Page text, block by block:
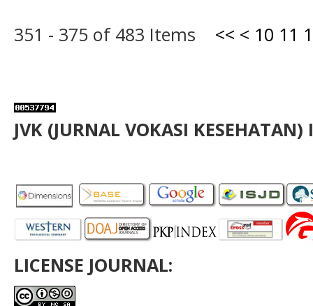
351 - 375 of 483 Items << < 10 11
JVK (JURNAL VOKASI KESEHATAN)
LICENSE JOURNAL: